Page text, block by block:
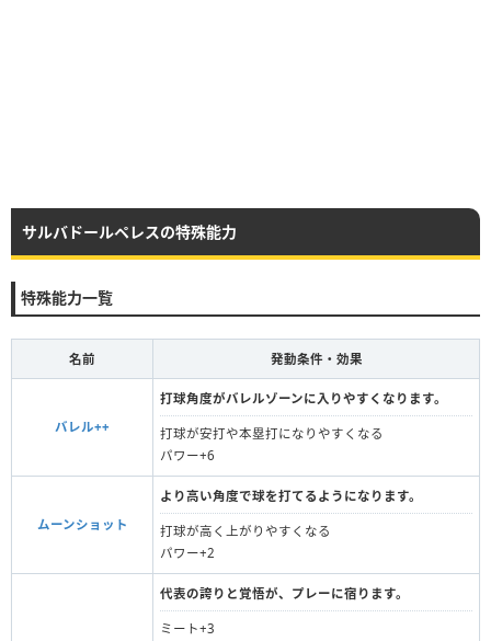
サルバドールペレスの特殊能力
特殊能力一覧
名前 発動条件・効果
バレル++
打球角度がバレルゾーンに入りやすくなります。
打球が安打や本塁打になりやすくなる
パワー+6
ムーンショット
より高い角度で球を打てるようになります。
打球が高く上がりやすくなる
パワー+2
代表の誇りと覚悟が、プレーに宿ります。
ミート+3